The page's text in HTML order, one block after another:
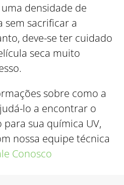
densidade de
sem sacrificar a
deve-se ter cuidado
seca muito
sobre como a
lo a encontrar o
sua química UV,
nossa equipe técnica
Conosco